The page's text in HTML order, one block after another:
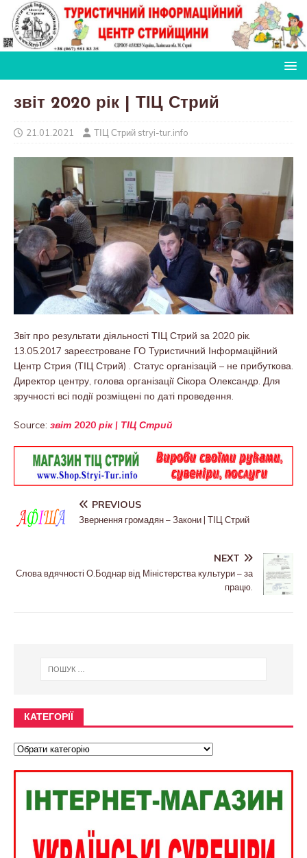
звіт 2020 рік | ТІЦ Стрий
21.01.2021 ТІЦ Стрий stryi-tur.info
Звіт про результати діяльності ТІЦ Стрий за 2020 рік.
13.05.2017 зареєстроване ГО Туристичний Інформаційний
Центр Стрия (ТІЦ Стрий) . Статус організацій – не прибуткова.
Директор центру, голова організації Сікора Олександр. Для
зручності всі події розміщені по даті проведення.
Source: звіт 2020 рік | ТІЦ Стрий
PREVIOUS
Звернення громадян – Закони | ТІЦ Стрий
NEXT
Слова вдячності О.Боднар від Міністерства культури – за
працю.
КАТЕГОРІЇ